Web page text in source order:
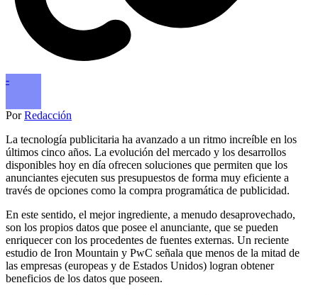
-
PorRedacción
La tecnología publicitaria ha avanzado a un ritmo increíble en los
últimos cinco años. La evolución del mercado y los desarrollos
disponibles hoy en día ofrecen soluciones que permiten que los
anunciantes ejecuten sus presupues­tos de forma muy eficiente a
través de opciones como la compra programática de publicidad.
En este sentido, el mejor ingrediente, a menudo desaprovechado,
son los propios datos que posee el anunciante, que se pueden
enriquecer con los procedentes de fuentes externas. Un reciente
estudio de Iron Mountain y PwC señala que menos de la mitad de
las empresas (europeas y de Estados Unidos) logran obtener
beneficios de los datos que poseen.